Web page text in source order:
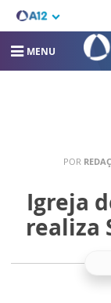
MENU
POR
Igreja
realiza